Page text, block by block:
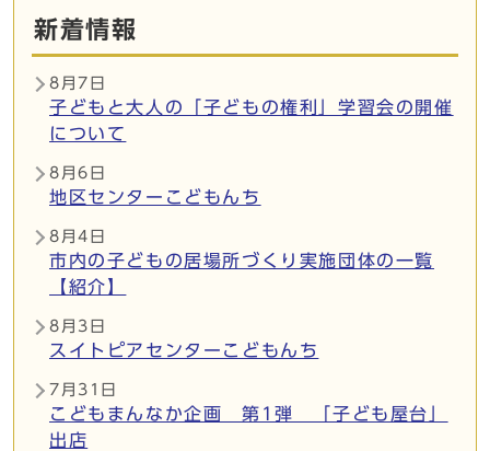
新着情報
8月7日
子どもと大人の「子どもの権利」学習会の開催
について
8月6日
地区センターこどもんち
8月4日
市内の子どもの居場所づくり実施団体の一覧
【紹介】
8月3日
スイトピアセンターこどもんち
7月31日
こどもまんなか企画 第1弾 「子ども屋台」
出店